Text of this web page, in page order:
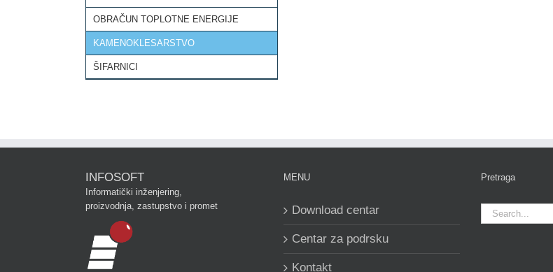
OBRAČUN TOPLOTNE ENERGIJE
KAMENOKLESARSTVO
ŠIFARNICI
INFOSOFT
Informatički inženjering,
proizvodnja, zastupstvo i promet
MENU
Download centar
Centar za podrsku
Kontakt
Pretraga
Search
for: